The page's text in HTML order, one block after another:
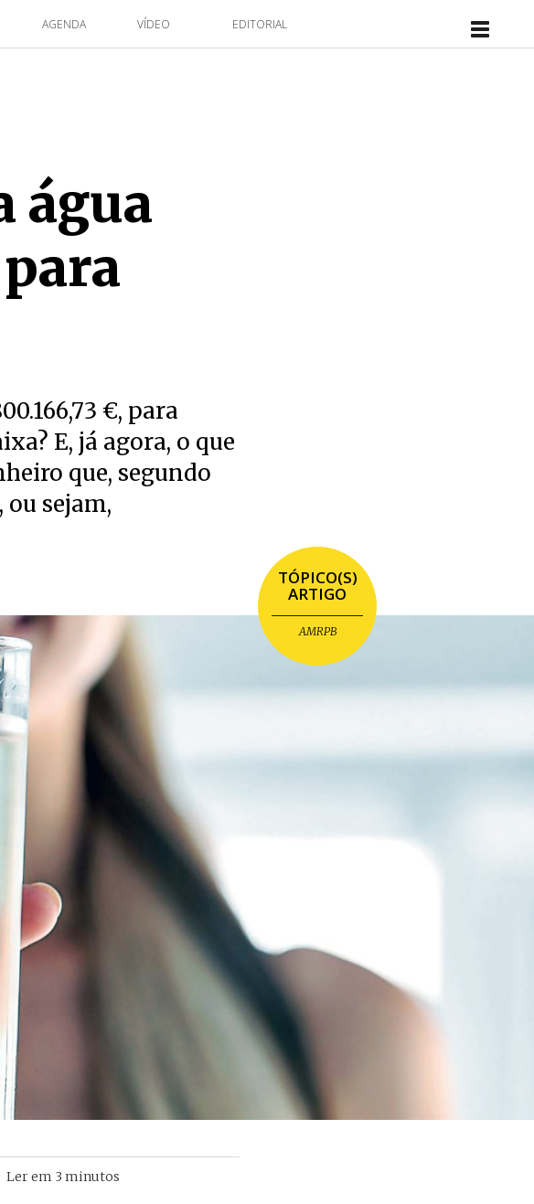
AGENDA VÍDEO EDITORIAL
água
€, para
E, já agora, o que
que, segundo
sejam,
TÓPICO(S)
ARTIGO
AMRPB
Ler em 3 minutos